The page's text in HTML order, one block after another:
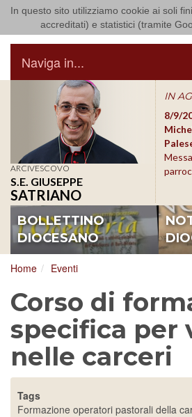
In questo sito utilizziamo cookie ai soli
accreditati) e statistici (tramite
Arcidiocesi di
Naviga in...
ARCIVESCOVO
S.E. GIUSEPPE
SATRIANO
IN
8/17/2026
Conversano
Conferenza Episcopale
Pugliese
8/9/
BOLLETTINO
DIOCESANO
Home Eventi
Corso di
specifica per
nelle carceri
Tags
Formazione operatori pastorali della